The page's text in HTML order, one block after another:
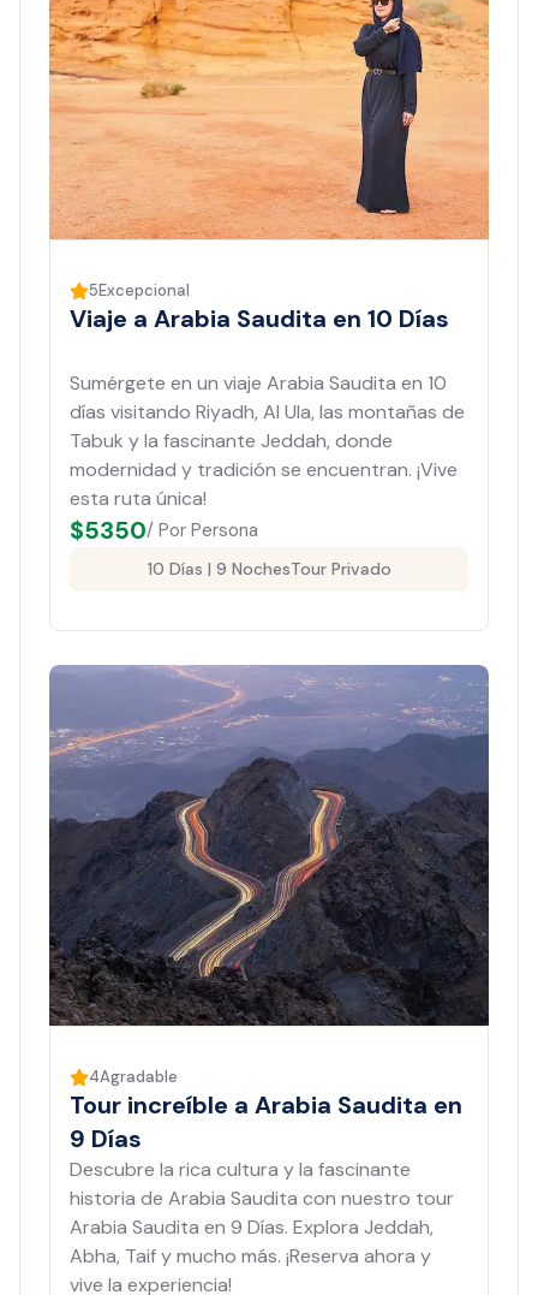
5Excepcional
Viaje a Arabia Saudita en 10 Días
Sumérgete en un viaje Arabia Saudita en 10
días visitando Riyadh, Al Ula, las montañas de
Tabuk y la fascinante Jeddah, donde
modernidad y tradición se encuentran. ¡Vive
esta ruta única!
$5350/ Por Persona
10 Días | 9 NochesTour Privado
4Agradable
Tour increíble a Arabia Saudita en
9 Días
Descubre la rica cultura y la fascinante
historia de Arabia Saudita con nuestro tour
Arabia Saudita en 9 Días. Explora Jeddah,
Abha, Taif y mucho más. ¡Reserva ahora y
vive la experiencia!